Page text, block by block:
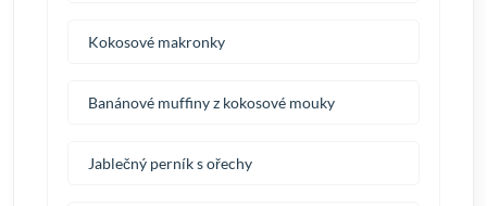
Kokosové makronky
Banánové muffiny z kokosové mouky
Jablečný perník s ořechy